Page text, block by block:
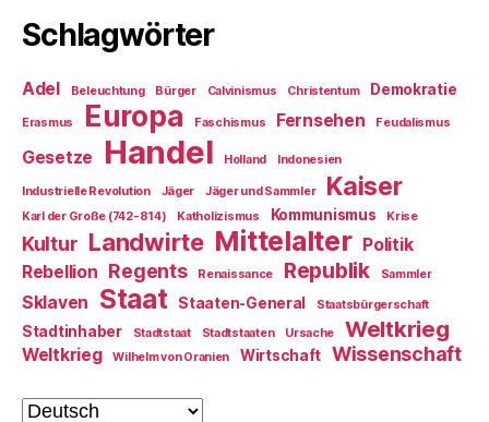
Schlagwörter
Adel Beleuchtung Bürger Calvinismus Christentum Demokratie
Erasmus Europa Faschismus Fernsehen Feudalismus
Gesetze Handel Holland Indonesien
Industrielle Revolution Jäger Jäger und Sammler Kaiser
Karl der Große (742-814) Katholizismus Kommunismus Krise
Kultur Landwirte Mittelalter Politik
Rebellion Regents Renaissance Republik Sammler
Sklaven Staat Staaten-General Staatsbürgerschaft
Stadtinhaber Stadtstaat Stadtstaaten Ursache Weltkrieg
Weltkrieg Wilhelm von Oranien Wirtschaft Wissenschaft
Sprache